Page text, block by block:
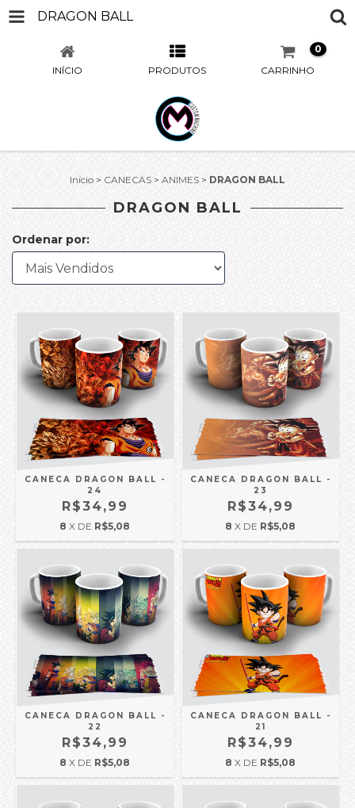
DRAGON BALL
INÍCIO PRODUTOS CARRINHO
0
Início > CANECAS > ANIMES > DRAGON BALL
DRAGON BALL
Ordenar por:
CANECA DRAGON BALL -
24
R$34,99
8 X DE R$5,08
CANECA DRAGON BALL -
23
R$34,99
8 X DE R$5,08
CANECA DRAGON BALL -
22
R$34,99
8 X DE R$5,08
CANECA DRAGON BALL -
21
R$34,99
8 X DE R$5,08